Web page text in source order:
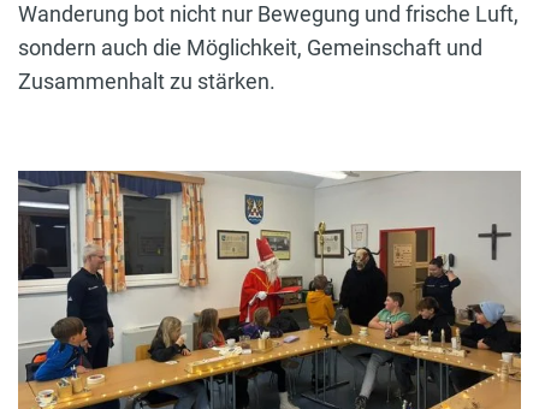
Wanderung bot nicht nur Bewegung und frische Luft,
sondern auch die Möglichkeit, Gemeinschaft und
Zusammenhalt zu stärken.